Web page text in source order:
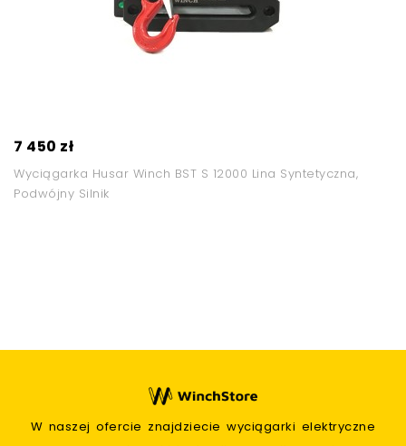
7 450 zł
Wyciągarka Husar Winch BST S 12000 Lina Syntetyczna,
Podwójny Silnik
W naszej ofercie znajdziecie wyciągarki elektryczne